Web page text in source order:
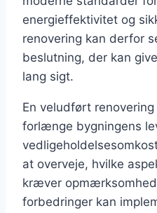
energieffektivitet og
renovering kan derfor
beslutning, der kan
lang sigt.
En veludført
forlænge bygningens
at overveje, hvilke
kræver
forbedringer kan